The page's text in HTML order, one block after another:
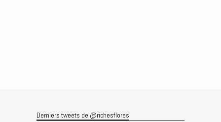
Derniers tweets de @richesflores